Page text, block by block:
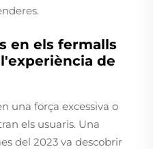
en els fermalls
de
una força excessiva o
els usuaris. Una
del 2023 va descobrir